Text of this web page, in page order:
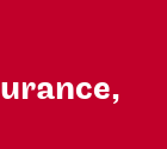
urance,